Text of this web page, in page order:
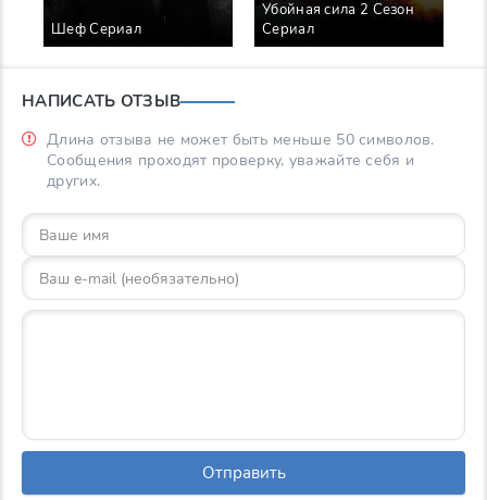
Шеф Сериал
Убойная сила 2 Сезон
Сериал
НАПИСАТЬ ОТЗЫВ
Длина отзыва не может быть меньше 50 символов.
Сообщения проходят проверку, уважайте себя и
других.
Отправить